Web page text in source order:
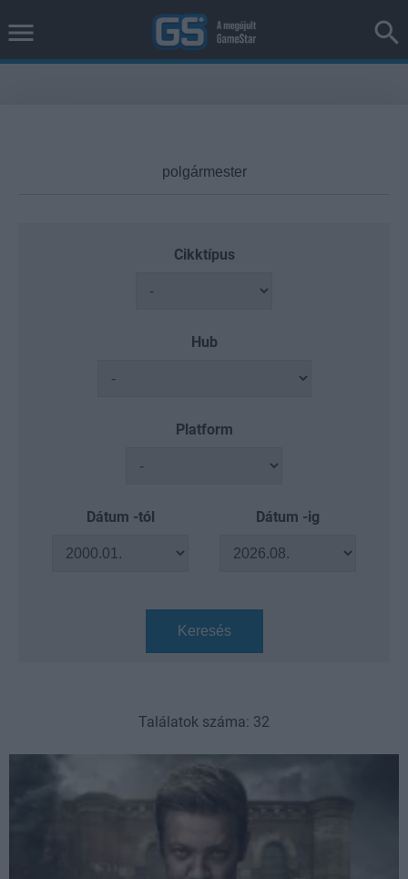
Cikktípus
Hub
Platform
Dátum -tól Dátum -ig
Keresés
Találatok száma: 32